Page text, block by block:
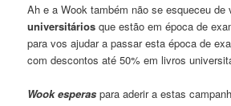
Ah e a Wook também não se esqueceu de
universitários que estão em época de
para vos ajudar a passar esta época de
com descontos até 50% em livros
Wook esperas para aderir a estas